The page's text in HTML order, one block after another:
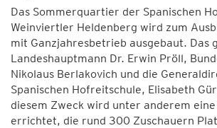
Das Sommerquartier der Spanischen
Weinviertler Heldenberg wird zum
mit Ganzjahresbetrieb ausgebaut. Das
Landeshauptmann Dr. Erwin Pröll,
Nikolaus Berlakovich und die
Spanischen Hofreitschule, Elisabeth
diesem Zweck wird unter anderem
errichtet, die rund 300 Zuschauern